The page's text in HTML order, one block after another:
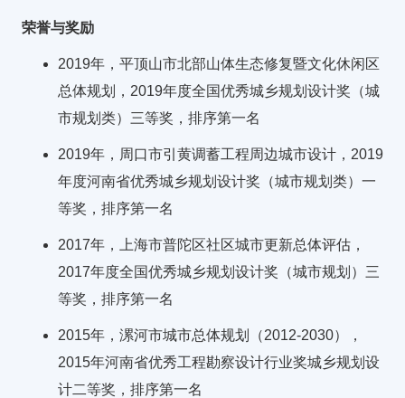
荣誉与奖励
2019年，平顶山市北部山体生态修复暨文化休闲区
总体规划，2019年度全国优秀城乡规划设计奖（城
市规划类）三等奖，排序第一名
2019年，周口市引黄调蓄工程周边城市设计，2019
年度河南省优秀城乡规划设计奖（城市规划类）一
等奖，排序第一名
2017年，上海市普陀区社区城市更新总体评估，
2017年度全国优秀城乡规划设计奖（城市规划）三
等奖，排序第一名
2015年，漯河市城市总体规划（2012-2030），
2015年河南省优秀工程勘察设计行业奖城乡规划设
计二等奖，排序第一名